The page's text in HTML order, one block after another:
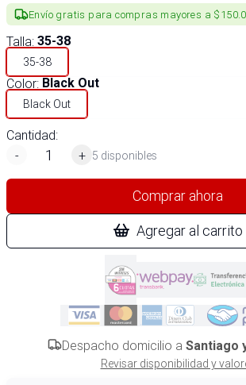
Envío gratis para compras mayores a
Talla: 35-38
35-38
Color: Black Out
Black Out
Cantidad:
-
+ 5 disponibles
Comprar ahora
Agregar al carrito
Despacho domicilio a Santiago
Revisar disponibilidad y